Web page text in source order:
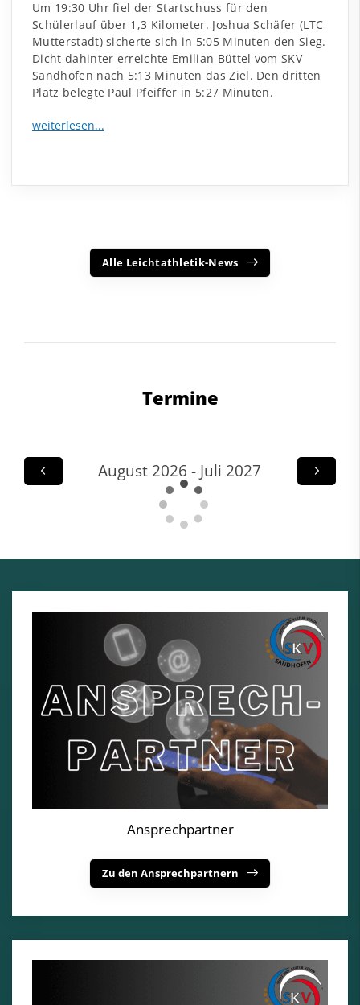
Um 19:30 Uhr fiel der Startschuss für den
Schülerlauf über 1,3 Kilometer. Joshua Schäfer (LTC
Mutterstadt) sicherte sich in 5:05 Minuten den Sieg.
Dicht dahinter erreichte Emilian Büttel vom SKV
Sandhofen nach 5:13 Minuten das Ziel. Den dritten
Platz belegte Paul Pfeiffer in 5:27 Minuten.
Alle Leichtathletik-News
Termine
August 2026 - Juli 2027
Ansprechpartner
Zu den Ansprechpartnern